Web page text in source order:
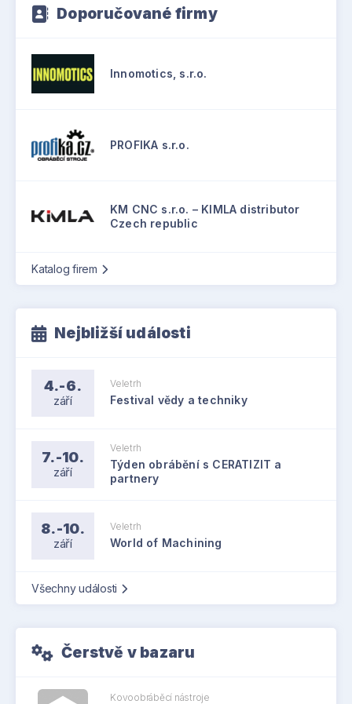
Doporučované firmy
Innomotics, s.r.o.
PROFIKA s.r.o.
KM CNC s.r.o. – KIMLA distributor
Czech republic
Katalog firem
Nejbližší události
4.-6.
září
Veletrh
Festival vědy a techniky
7.-10.
září
Veletrh
Týden obrábění s CERATIZIT a
partnery
8.-10.
září
Veletrh
World of Machining
Všechny události
Čerstvě v bazaru
Kovoobráběcí nástroje